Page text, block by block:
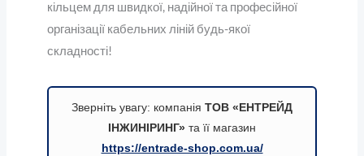
кільцем для швидкої, надійної та професійної
організації кабельних ліній будь-якої
складності!
Зверніть увагу: компанія ТОВ «ЕНТРЕЙД
ІНЖИНІРИНГ» та її магазин
https://entrade-shop.com.ua/